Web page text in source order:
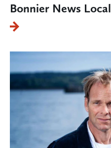
Bonnier News Local